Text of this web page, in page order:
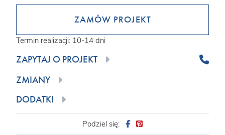
ZAMÓW PROJEKT
Termin realizacji: 10-14 dni
ZAPYTAJ O PROJEKT
ZMIANY
DODATKI
Podziel się: